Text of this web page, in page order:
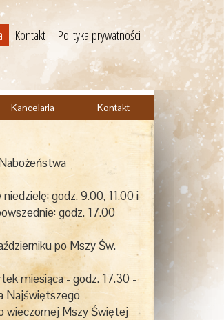
Kontakt Polityka prywatności
Kancelaria Kontakt
godz. 9.00, 11.00 i
godz. 17.00
po Mszy Św.
miesiąca - godz. 17.30 -
Najświętszego
wieczornej Mszy Świętej